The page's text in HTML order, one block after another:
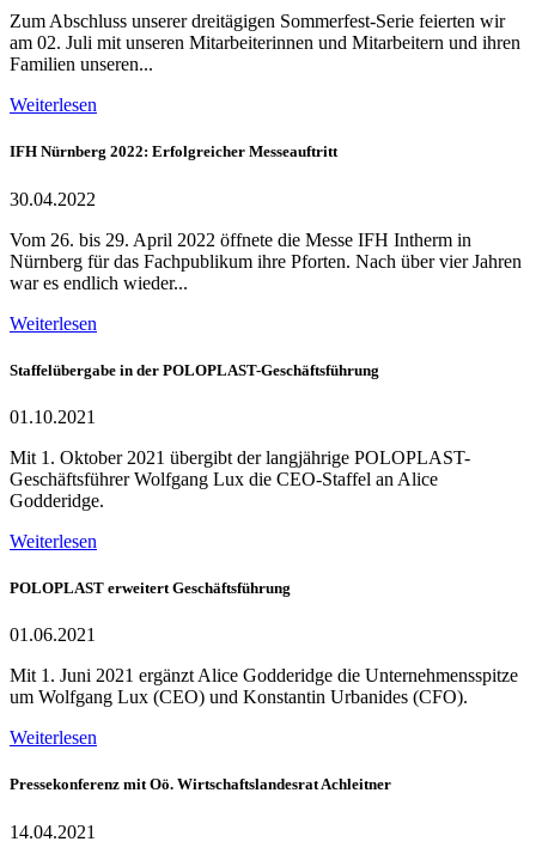
Zum Abschluss unserer dreitägigen Sommerfest-Serie feierten wir
am 02. Juli mit unseren Mitarbeiterinnen und Mitarbeitern und ihren
Familien unseren...
Weiterlesen
IFH Nürnberg 2022: Erfolgreicher Messeauftritt
30.04.2022
Vom 26. bis 29. April 2022 öffnete die Messe IFH Intherm in
Nürnberg für das Fachpublikum ihre Pforten. Nach über vier Jahren
war es endlich wieder...
Weiterlesen
Staffelübergabe in der POLOPLAST-Geschäftsführung
01.10.2021
Mit 1. Oktober 2021 übergibt der langjährige POLOPLAST-
Geschäftsführer Wolfgang Lux die CEO-Staffel an Alice
Godderidge.
Weiterlesen
POLOPLAST erweitert Geschäftsführung
01.06.2021
Mit 1. Juni 2021 ergänzt Alice Godderidge die Unternehmensspitze
um Wolfgang Lux (CEO) und Konstantin Urbanides (CFO).
Weiterlesen
Pressekonferenz mit Oö. Wirtschaftslandesrat Achleitner
14.04.2021